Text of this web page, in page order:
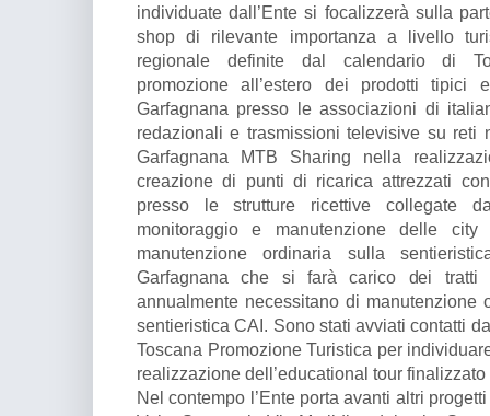
individuate dall’Ente si focalizzerà sulla
shop di rilevante importanza a livello
regionale definite dal calendario di
promozione all’estero dei prodotti tipici
Garfagnana presso le associazioni di
redazionali e trasmissioni televisive su reti
Garfagnana MTB Sharing nella
creazione di punti di ricarica attrezzati
presso le strutture ricettive collegate
monitoraggio e manutenzione delle
manutenzione ordinaria sulla
Garfagnana che si farà carico dei tratti
annualmente necessitano di manutenzione
sentieristica CAI. Sono stati avviati contatti
Toscana Promozione Turistica per
realizzazione dell’educational tour
Nel contempo l’Ente porta avanti altri